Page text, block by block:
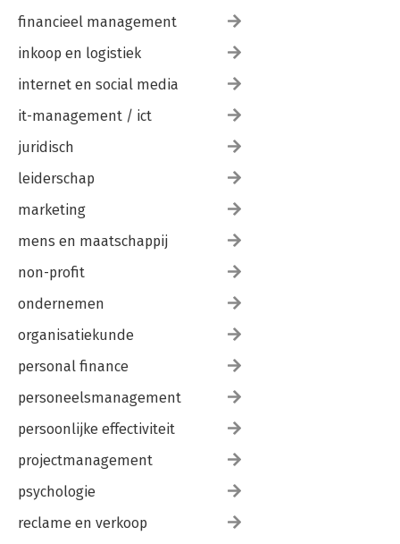
financieel management
inkoop en logistiek
internet en social media
it-management / ict
juridisch
leiderschap
marketing
mens en maatschappij
non-profit
ondernemen
organisatiekunde
personal finance
personeelsmanagement
persoonlijke effectiviteit
projectmanagement
psychologie
reclame en verkoop